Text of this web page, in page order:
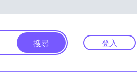
搜尋 登入